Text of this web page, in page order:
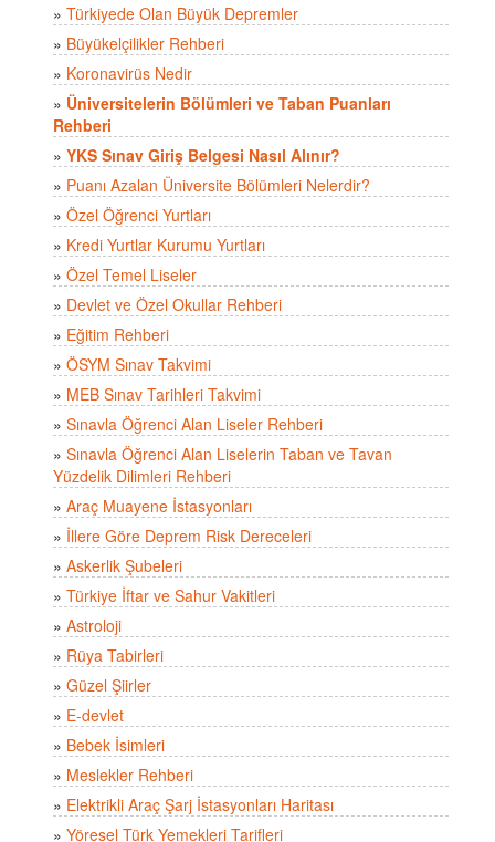
» Türkiyede Olan Büyük Depremler
» Büyükelçilikler Rehberi
» Koronavirüs Nedir
» Üniversitelerin Bölümleri ve Taban Puanları
Rehberi
» YKS Sınav Giriş Belgesi Nasıl Alınır?
» Puanı Azalan Üniversite Bölümleri Nelerdir?
» Özel Öğrenci Yurtları
» Kredi Yurtlar Kurumu Yurtları
» Özel Temel Liseler
» Devlet ve Özel Okullar Rehberi
» Eğitim Rehberi
» ÖSYM Sınav Takvimi
» MEB Sınav Tarihleri Takvimi
» Sınavla Öğrenci Alan Liseler Rehberi
» Sınavla Öğrenci Alan Liselerin Taban ve Tavan
Yüzdelik Dilimleri Rehberi
» Araç Muayene İstasyonları
» İllere Göre Deprem Risk Dereceleri
» Askerlik Şubeleri
» Türkiye İftar ve Sahur Vakitleri
» Astroloji
» Rüya Tabirleri
» Güzel Şiirler
» E-devlet
» Bebek İsimleri
» Meslekler Rehberi
» Elektrikli Araç Şarj İstasyonları Haritası
» Yöresel Türk Yemekleri Tarifleri